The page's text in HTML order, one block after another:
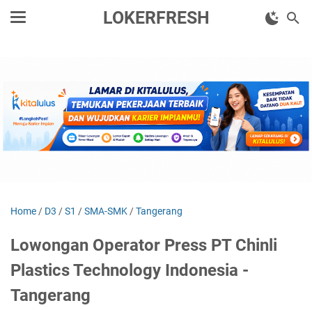
LOKERFRESH
Home / D3 /S1 /SMA-SMK /Tangerang
Lowongan Operator Press PT Chinli
Plastics Technology Indonesia -
Tangerang